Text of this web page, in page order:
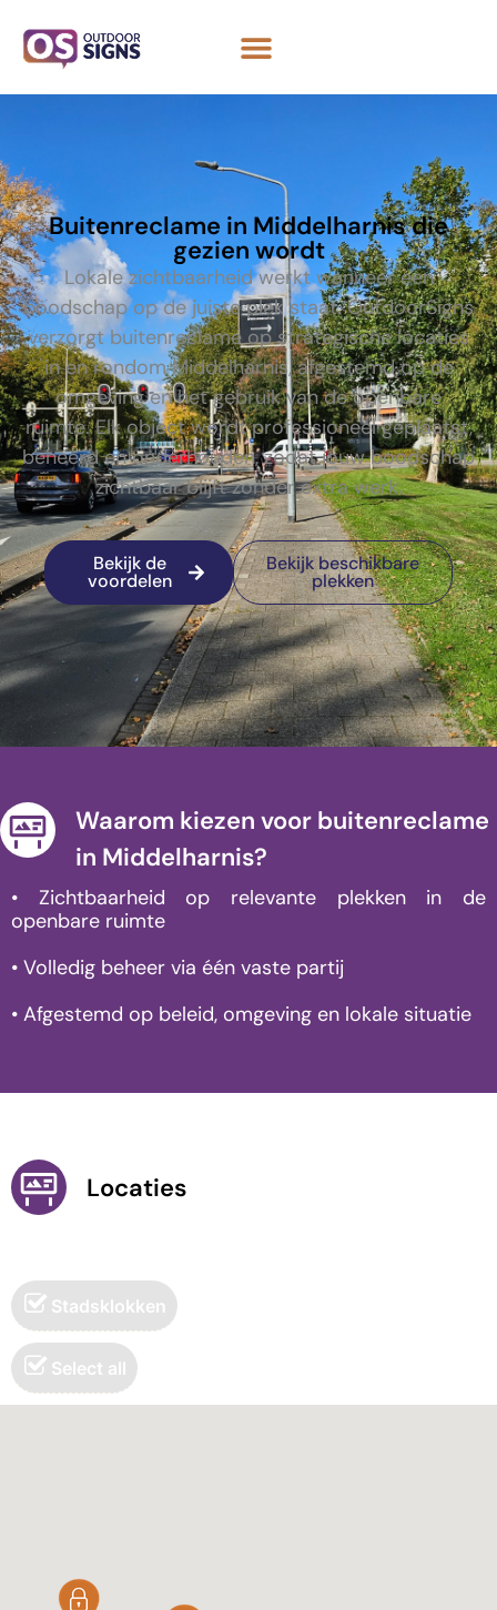
Buitenreclame in Middelharnis die
gezien wordt
Lokale zichtbaarheid werkt wanneer een
boodschap op de juiste plek staat. OutdoorSigns
verzorgt buitenreclame op strategische locaties
in en rondom Middelharnis, afgestemd op de
omgeving en het gebruik van de openbare
ruimte. Elk object wordt professioneel geplaatst,
beheerd en onderhouden, zodat jouw boodschap
zichtbaar blijft zonder extra werk.
Bekijk de
voordelen
Bekijk beschikbare
plekken
Waarom kiezen voor buitenreclame
in Middelharnis?
• Zichtbaarheid op relevante plekken in de
openbare ruimte
• Volledig beheer via één vaste partij
• Afgestemd op beleid, omgeving en lokale situatie
Locaties
Stadsklokken
Select all